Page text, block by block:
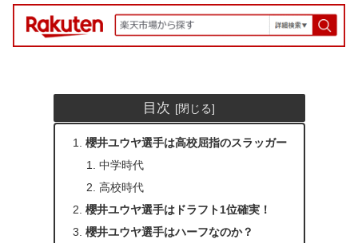
目次
櫻井ユウヤ選手は高校屈指のスラッガー
中学時代
高校時代
櫻井ユウヤ選手はドラフト1位確実！
櫻井ユウヤ選手はハーフなのか？